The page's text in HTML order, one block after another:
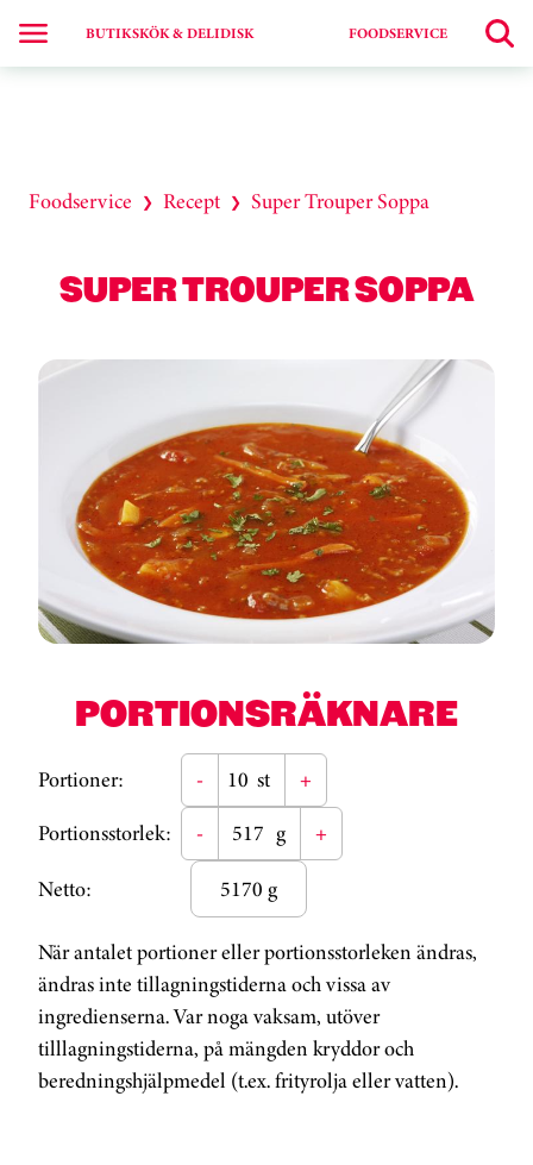
BUTIKSKÖK & DELIDISK FOODSERVICE
Foodservice ❯ Recept ❯ Super Trouper Soppa
SUPER TROUPER SOPPA
PORTIONSRÄKNARE
Portioner: - st
+
Portionsstorlek:
- g
+
Netto:
5170 g
När antalet portioner eller portionsstorleken ändras,
ändras inte tillagningstiderna och vissa av
ingredienserna. Var noga vaksam, utöver
tilllagningstiderna, på mängden kryddor och
beredningshjälpmedel (t.ex. frityrolja eller vatten).